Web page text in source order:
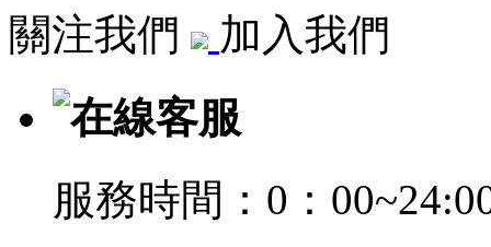
關注我們
加入我們
在線客服
服務時間：0：